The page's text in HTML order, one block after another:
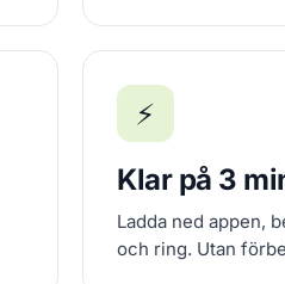
⚡
Klar på 3
Ladda ned appen,
och ring. Utan